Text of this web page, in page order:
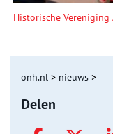
Historische Vereniging
onh.nl > nieuws >
Delen